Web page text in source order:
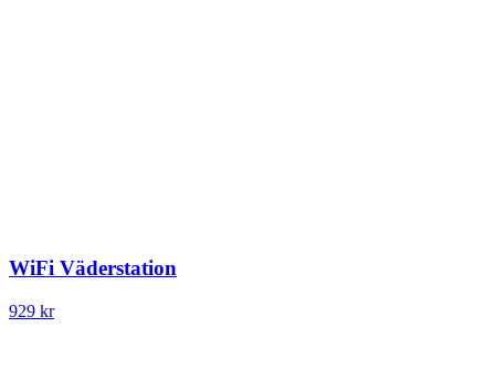
WiFi Väderstation
929 kr